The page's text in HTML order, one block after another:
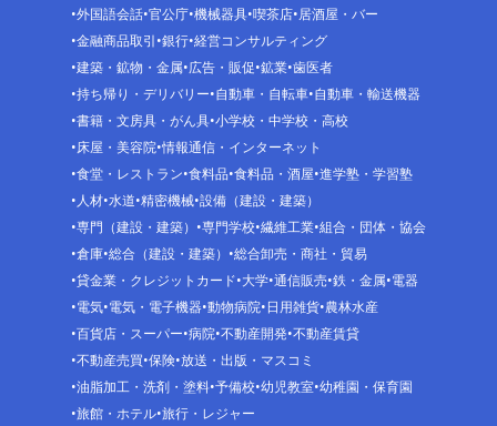
外国語会話 官公庁 機械器具 喫茶店 居酒屋・バー
金融商品取引 銀行 経営コンサルティング
建築・鉱物・金属 広告・販促 鉱業 歯医者
持ち帰り・デリバリー 自動車・自転車 自動車・輸送機器
書籍・文房具・がん具 小学校・中学校・高校
床屋・美容院 情報通信・インターネット
食堂・レストラン 食料品 食料品・酒屋 進学塾・学習塾
人材 水道 精密機械 設備（建設・建築）
専門（建設・建築）
専門学校 繊維工業 組合・団体・協会
倉庫 総合（建設・建築）
総合卸売・商社・貿易
貸金業・クレジットカード 大学 通信販売 鉄・金属 電器
電気 電気・電子機器 動物病院 日用雑貨 農林水産
百貨店・スーパー 病院 不動産開発 不動産賃貸
不動産売買 保険 放送・出版・マスコミ
油脂加工・洗剤・塗料 予備校 幼児教室 幼稚園・保育園
旅館・ホテル 旅行・レジャー